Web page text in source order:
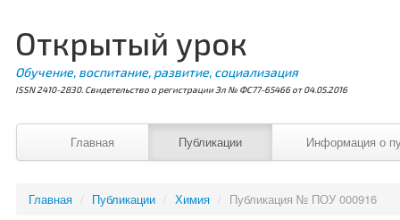
Открытый урок
Обучение, воспитание, развитие, социализация
ISSN 2410-2830. Свидетельство о регистрации Эл № ФС77-65466 от 04.05.2016
Главная Публикации Информация о
Главная / Публикации / Химия / Публикация № ПОУ 000916